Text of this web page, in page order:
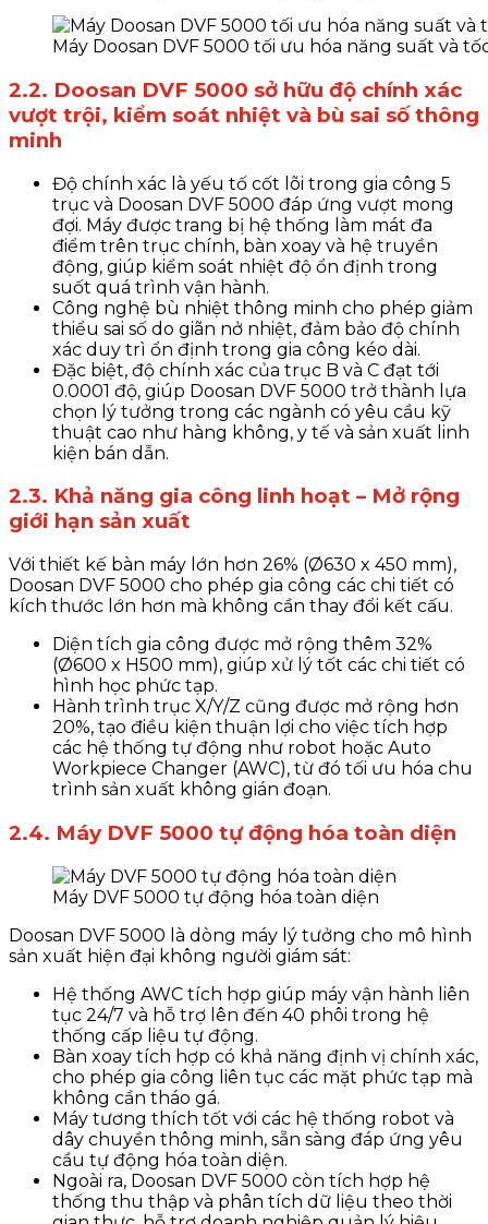
Máy Doosan DVF 5000 tối ưu hóa năng suất và
2.2. Doosan DVF 5000 sở hữu độ chính xác
vượt trội, kiểm soát nhiệt và bù sai số thông
minh
Độ chính xác là yếu tố cốt lõi trong gia công 5
trục và Doosan DVF 5000 đáp ứng vượt mong
đợi. Máy được trang bị hệ thống làm mát đa
điểm trên trục chính, bàn xoay và hệ truyền
động, giúp kiểm soát nhiệt độ ổn định trong
suốt quá trình vận hành.
Công nghệ bù nhiệt thông minh cho phép giảm
thiểu sai số do giãn nở nhiệt, đảm bảo độ chính
xác duy trì ổn định trong gia công kéo dài.
Đặc biệt, độ chính xác của trục B và C đạt tới
0.0001 độ, giúp Doosan DVF 5000 trở thành lựa
chọn lý tưởng trong các ngành có yêu cầu kỹ
thuật cao như hàng không, y tế và sản xuất linh
kiện bán dẫn.
2.3. Khả năng gia công linh hoạt – Mở rộng
giới hạn sản xuất
Với thiết kế bàn máy lớn hơn 26% (Ø630 x 450 mm),
Doosan DVF 5000 cho phép gia công các chi tiết có
kích thước lớn hơn mà không cần thay đổi kết cấu.
Diện tích gia công được mở rộng thêm 32%
(Ø600 x H500 mm), giúp xử lý tốt các chi tiết có
hình học phức tạp.
Hành trình trục X/Y/Z cũng được mở rộng hơn
20%, tạo điều kiện thuận lợi cho việc tích hợp
các hệ thống tự động như robot hoặc Auto
Workpiece Changer (AWC), từ đó tối ưu hóa chu
trình sản xuất không gián đoạn.
2.4. Máy DVF 5000 tự động hóa toàn diện
Máy DVF 5000 tự động hóa toàn diện
Doosan DVF 5000 là dòng máy lý tưởng cho mô hình
sản xuất hiện đại không người giám sát:
Hệ thống AWC tích hợp giúp máy vận hành liên
tục 24/7 và hỗ trợ lên đến 40 phôi trong hệ
thống cấp liệu tự động.
Bàn xoay tích hợp có khả năng định vị chính xác,
cho phép gia công liên tục các mặt phức tạp mà
không cần tháo gá.
Máy tương thích tốt với các hệ thống robot và
dây chuyền thông minh, sẵn sàng đáp ứng yêu
cầu tự động hóa toàn diện.
Ngoài ra, Doosan DVF 5000 còn tích hợp hệ
thống thu thập và phân tích dữ liệu theo thời